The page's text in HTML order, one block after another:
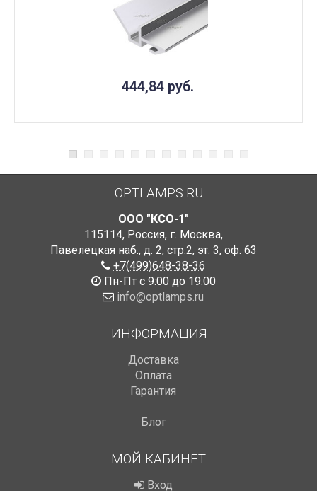
444,84 руб.
OPTLAMPS.RU
ООО "КСО-1"
115114, Россия, г. Москва,
Павелецкая наб., д. 2, стр.2, эт. 3, оф. 63
+7(499)648-38-36
Пн-Пт с 9:00 до 19:00
info@optlamps.ru
ИНФОРМАЦИЯ
Доставка
Оплата
Гарантия
Блог
МОЙ КАБИНЕТ
Вход